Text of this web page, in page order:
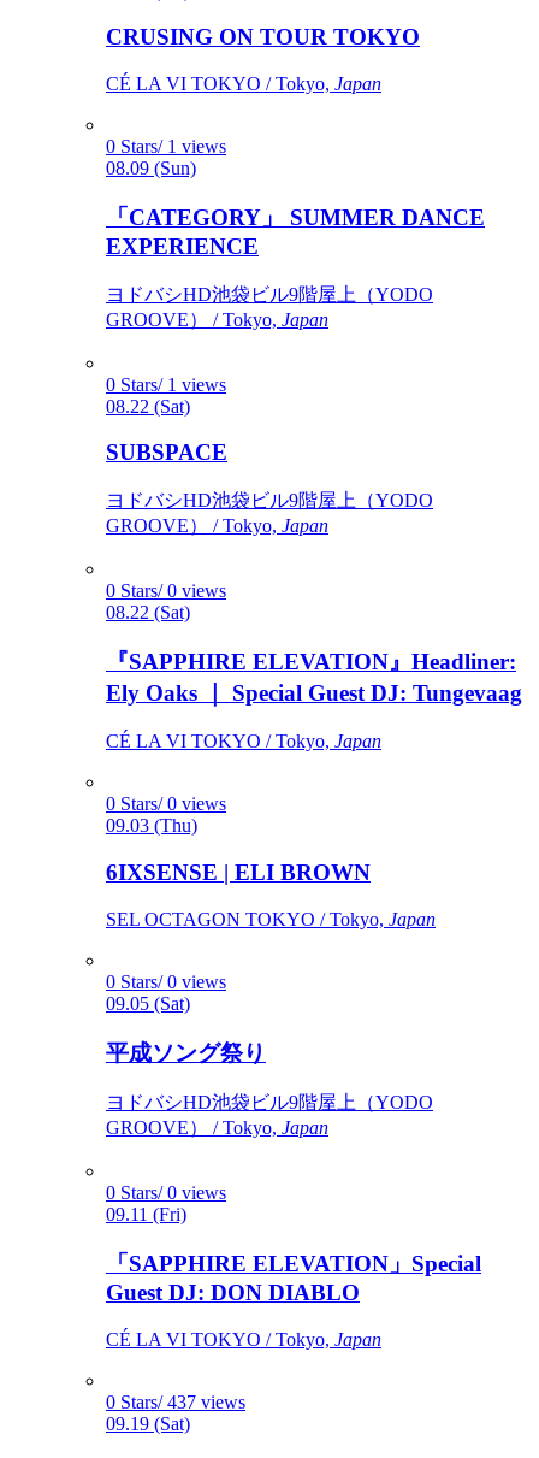
CRUSING ON TOUR TOKYO
CÉ LA VI TOKYO / Tokyo, Japan
0 Stars/ 1 views
08.09 (Sun)
「CATEGORY」 SUMMER DANCE
EXPERIENCE
ヨドバシHD池袋ビル9階屋上（YODO
GROOVE） / Tokyo, Japan
0 Stars/ 1 views
08.22 (Sat)
SUBSPACE
ヨドバシHD池袋ビル9階屋上（YODO
GROOVE） / Tokyo, Japan
0 Stars/ 0 views
08.22 (Sat)
『SAPPHIRE ELEVATION』Headliner:
Ely Oaks ｜ Special Guest DJ: Tungevaag
CÉ LA VI TOKYO / Tokyo, Japan
0 Stars/ 0 views
09.03 (Thu)
6IXSENSE | ELI BROWN
SEL OCTAGON TOKYO / Tokyo, Japan
0 Stars/ 0 views
09.05 (Sat)
平成ソング祭り
ヨドバシHD池袋ビル9階屋上（YODO
GROOVE） / Tokyo, Japan
0 Stars/ 0 views
09.11 (Fri)
「SAPPHIRE ELEVATION」Special
Guest DJ: DON DIABLO
CÉ LA VI TOKYO / Tokyo, Japan
0 Stars/ 437 views
09.19 (Sat)